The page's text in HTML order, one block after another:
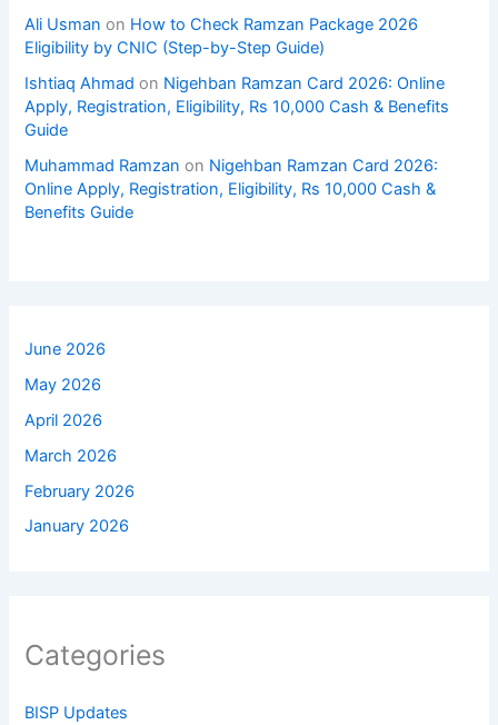
Ali Usman on How to Check Ramzan Package 2026
Eligibility by CNIC (Step-by-Step Guide)
Ishtiaq Ahmad on Nigehban Ramzan Card 2026: Online
Apply, Registration, Eligibility, Rs 10,000 Cash & Benefits
Guide
Muhammad Ramzan on Nigehban Ramzan Card 2026:
Online Apply, Registration, Eligibility, Rs 10,000 Cash &
Benefits Guide
June 2026
May 2026
April 2026
March 2026
February 2026
January 2026
Categories
BISP Updates